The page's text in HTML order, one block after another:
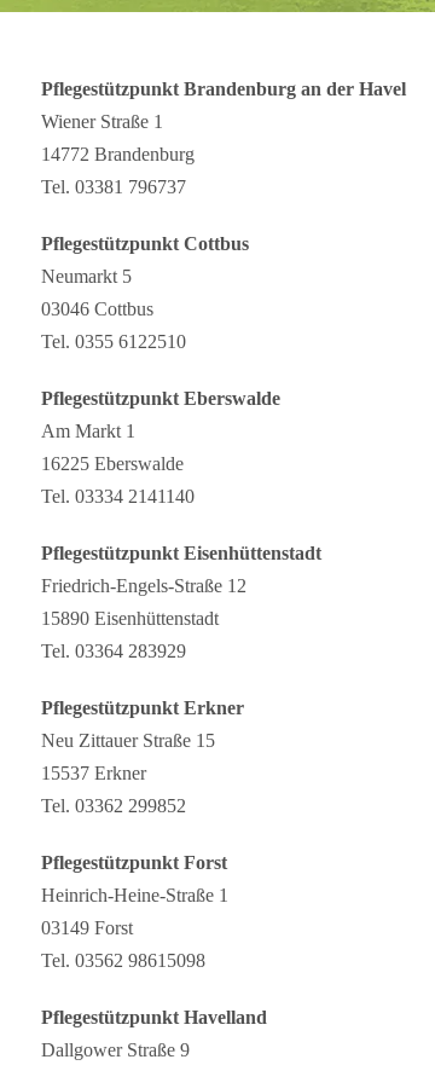
Pflegestützpunkt Brandenburg an der Havel
Wiener Straße 1
14772 Brandenburg
Tel. 03381 796737
Pflegestützpunkt Cottbus
Neumarkt 5
03046 Cottbus
Tel. 0355 6122510
Pflegestützpunkt Eberswalde
Am Markt 1
16225 Eberswalde
Tel. 03334 2141140
Pflegestützpunkt Eisenhüttenstadt
Friedrich-Engels-Straße 12
15890 Eisenhüttenstadt
Tel. 03364 283929
Pflegestützpunkt Erkner
Neu Zittauer Straße 15
15537 Erkner
Tel. 03362 299852
Pflegestützpunkt Forst
Heinrich-Heine-Straße 1
03149 Forst
Tel. 03562 98615098
Pflegestützpunkt Havelland
Dallgower Straße 9